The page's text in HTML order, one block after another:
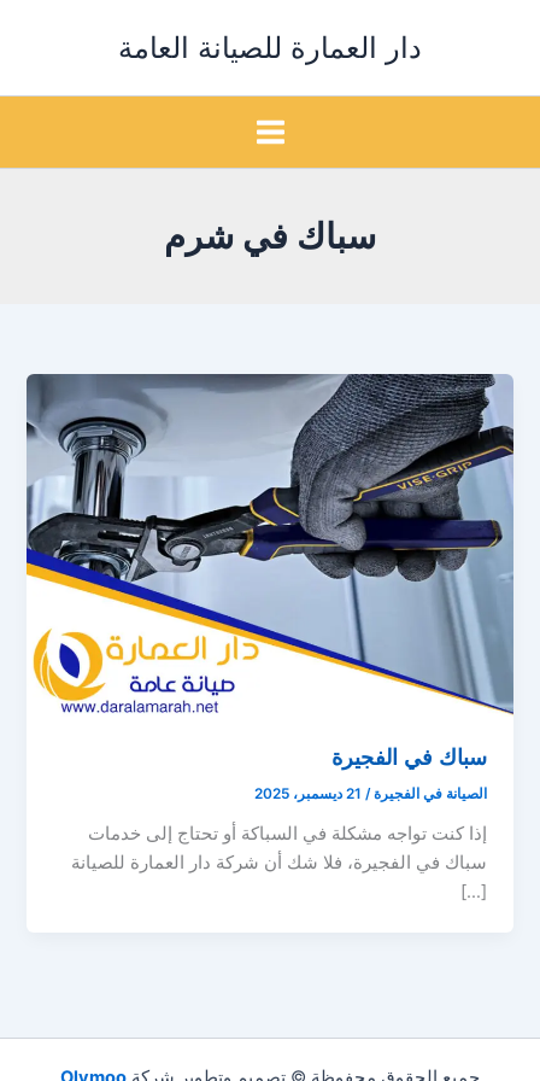
دار العمارة للصيانة العامة
سباك في شرم
سباك في الفجيرة
الصيانة في الفجيرة/ 21 ديسمبر، 2025
إذا كنت تواجه مشكلة في السباكة أو تحتاج إلى خدمات
سباك في الفجيرة، فلا شك أن شركة دار العمارة للصيانة
[…]